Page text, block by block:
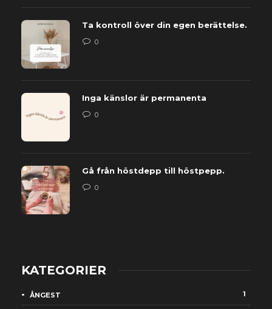
Ta kontroll över din egen berättelse.
0
Inga känslor är permanenta
0
Gå från höstdepp till höstpepp.
0
KATEGORIER
ÅNGEST 1